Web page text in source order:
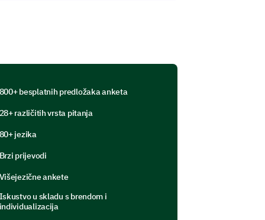
800+ besplatnih predložaka anketa
28+ različitih vrsta pitanja
80+ jezika
Brzi prijevodi
Višejezične ankete
Iskustvo u skladu s brendom i
individualizacija